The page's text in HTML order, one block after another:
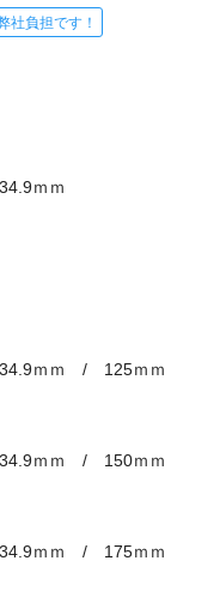
負担です！
ｍｍ
ｍｍ / 125ｍｍ
ｍｍ / 150ｍｍ
ｍｍ / 175ｍｍ